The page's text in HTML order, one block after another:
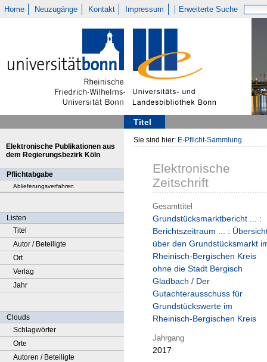
Home Neuzugänge Kontakt Impressum Erweiterte Suche
Titel
Elektronische Publikationen aus
dem Regierungsbezirk Köln
Pflichtabgabe
Ablieferungsverfahren
Listen
Titel
Autor / Beteiligte
Ort
Verlag
Jahr
Clouds
Schlagwörter
Orte
Autoren / Beteiligte
Sie sind hier: E-Pflicht-Sammlung
Elektronische
Zeitschrift
Gesamttitel
Grundstücksmarktbericht ... :
Berichtszeitraum ... :
über den Grundstücksmarkt
Rheinisch-Bergischen Kreis
ohne die Stadt Bergisch
Gladbach / Der
Gutachterausschuss für
Grundstückswerte im
Rheinisch-Bergischen Kreis
Jahrgang
2017